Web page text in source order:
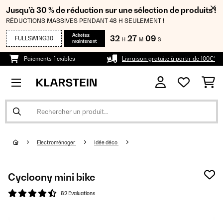
Jusqu’à 30 % de réduction sur une sélection de produits !
RÉDUCTIONS MASSIVES PENDANT 48 H SEULEMENT !
FULLSWING30
Achetez
maintenant
32 H 27 M 09 S
Paiements flexibles Livraison gratuite à partir de 100€*
Electroménager Idée déco
Cycloony mini bike
82 Evaluations